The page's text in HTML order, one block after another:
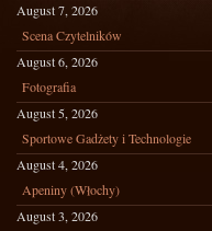
August 7, 2026
Scena Czytelników
August 6, 2026
Fotografia
August 5, 2026
Sportowe Gadżety i Technologie
August 4, 2026
Apeniny (Włochy)
August 3, 2026